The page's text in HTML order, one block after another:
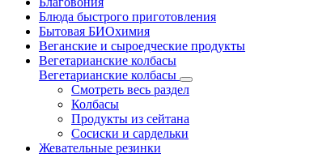
Блюда быстрого приготовления
Бытовая БИОхимия
Веганские и сыроедческие продукты
Вегетарианские колбасы
Вегетарианские колбасы
Смотреть весь раздел
Колбасы
Продукты из сейтана
Сосиски и сардельки
Жевательные резинки